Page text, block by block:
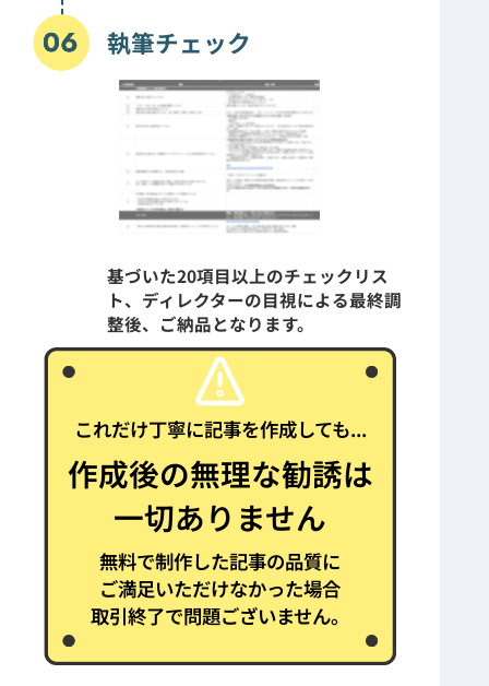
執筆チェック
基づいた20項目以上のチェックリス
ト、ディレクターの目視による最終調
整後、ご納品となります。
これだけ丁寧に記事を作成しても...
作成後の無理な勧誘は
一切ありません
無料で制作した記事の品質に
ご満足いただけなかった場合
取引終了で問題ございません。